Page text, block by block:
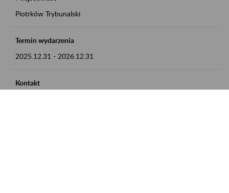
Piotrków Trybunalski
Termin wydarzenia
2025.12.31 - 2026.12.31
Kontakt